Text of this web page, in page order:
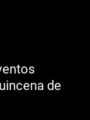
de